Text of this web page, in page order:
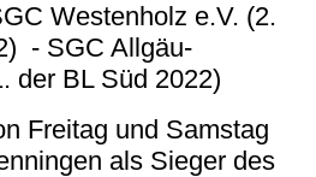
Westenholz e.V. (2.
- SGC Allgäu-
der BL Süd 2022)
Freitag und Samstag
als Sieger des